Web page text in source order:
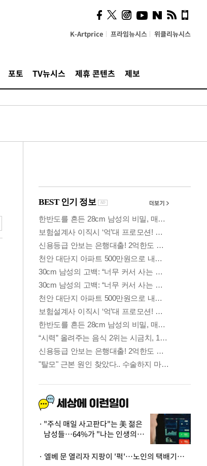
K-Artprice 프라임뉴시스 위클리뉴시스
포토 TV뉴시스 제휴 콘텐츠 제보
사이 해답 찾았죠"…알을
깨고 나온 '초자아'
"주식 매일 사고판다"는 美 젊은
남성들…64%가 "나는 인생의
· 엘베 문 열리자 지팡이 '퍽'…노인의 택배기사 폭행 이유